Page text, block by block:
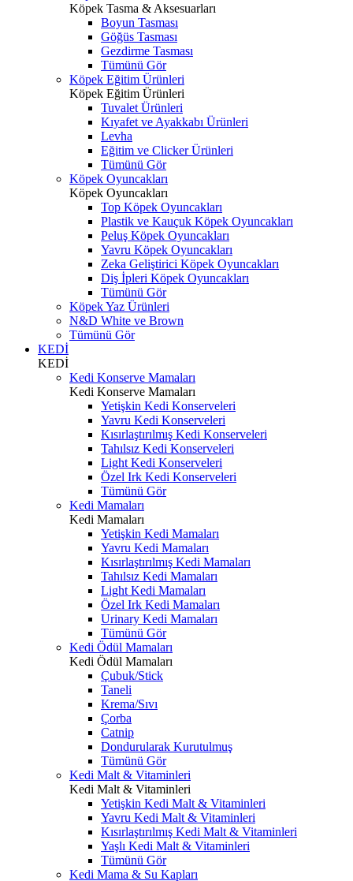
Köpek Tasma & Aksesuarları
Boyun Tasması
Göğüs Tasması
Gezdirme Tasması
Tümünü Gör
Köpek Eğitim Ürünleri
Köpek Eğitim Ürünleri
Tuvalet Ürünleri
Kıyafet ve Ayakkabı Ürünleri
Levha
Eğitim ve Clicker Ürünleri
Tümünü Gör
Köpek Oyuncakları
Köpek Oyuncakları
Top Köpek Oyuncakları
Plastik ve Kauçuk Köpek Oyuncakları
Peluş Köpek Oyuncakları
Yavru Köpek Oyuncakları
Zeka Geliştirici Köpek Oyuncakları
Diş İpleri Köpek Oyuncakları
Tümünü Gör
Köpek Yaz Ürünleri
N&D White ve Brown
Tümünü Gör
KEDİ
KEDİ
Kedi Konserve Mamaları
Kedi Konserve Mamaları
Yetişkin Kedi Konserveleri
Yavru Kedi Konserveleri
Kısırlaştırılmış Kedi Konserveleri
Tahılsız Kedi Konserveleri
Light Kedi Konserveleri
Özel Irk Kedi Konserveleri
Tümünü Gör
Kedi Mamaları
Kedi Mamaları
Yetişkin Kedi Mamaları
Yavru Kedi Mamaları
Kısırlaştırılmış Kedi Mamaları
Tahılsız Kedi Mamaları
Light Kedi Mamaları
Özel Irk Kedi Mamaları
Urinary Kedi Mamaları
Tümünü Gör
Kedi Ödül Mamaları
Kedi Ödül Mamaları
Çubuk/Stick
Taneli
Krema/Sıvı
Çorba
Catnip
Dondurularak Kurutulmuş
Tümünü Gör
Kedi Malt & Vitaminleri
Kedi Malt & Vitaminleri
Yetişkin Kedi Malt & Vitaminleri
Yavru Kedi Malt & Vitaminleri
Kısırlaştırılmış Kedi Malt & Vitaminleri
Yaşlı Kedi Malt & Vitaminleri
Tümünü Gör
Kedi Mama & Su Kapları